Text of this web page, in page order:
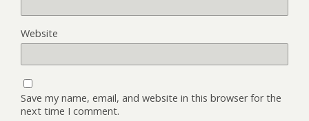
Website
Save my name, email, and website in this browser for the
next time I comment.